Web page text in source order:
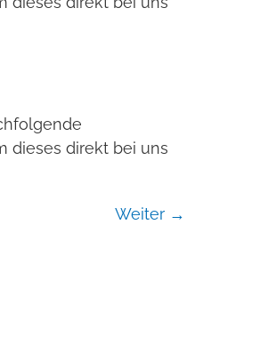
dieses direkt bei uns
Weiter →